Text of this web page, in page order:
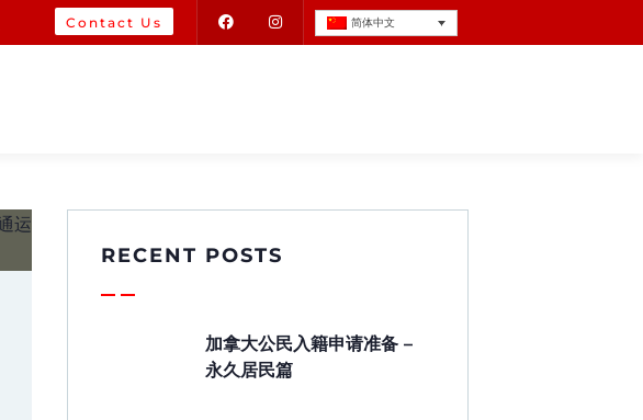
Contact Us 简体中文
RECENT POSTS
加拿大公民入籍申请准备 –
永久居民篇